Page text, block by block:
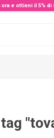
ora e ottieni il 5%